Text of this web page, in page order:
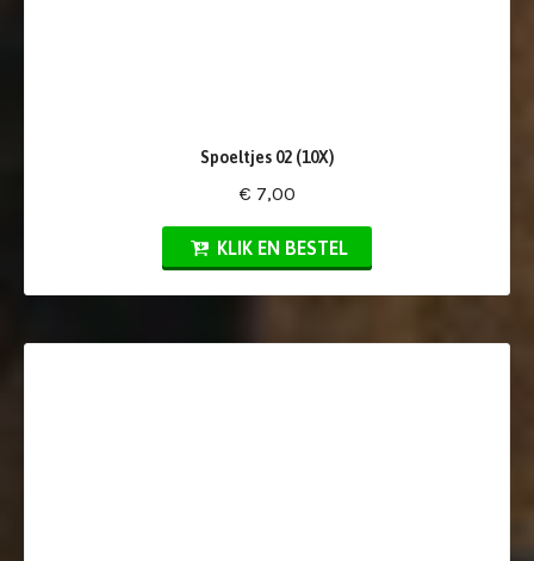
Spoeltjes 02 (10X)
€ 7,00
KLIK EN BESTEL